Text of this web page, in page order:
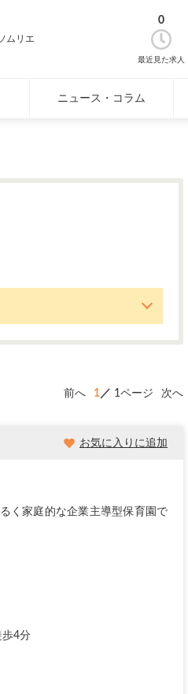
ムリエ
0
最近見た求人
ニュース・コラム
前へ 1 1ページ 次へ
お気に入りに追加
く家庭的な企業主導型保育園で
歩4分